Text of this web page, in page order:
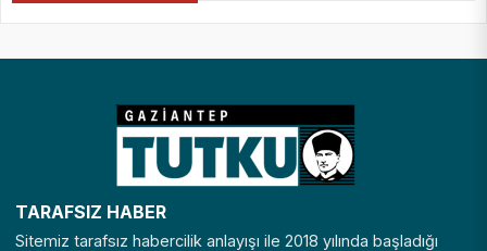
TARAFSIZ HABER
Sitemiz tarafsız habercilik anlayışı ile 2018 yılında başladığı